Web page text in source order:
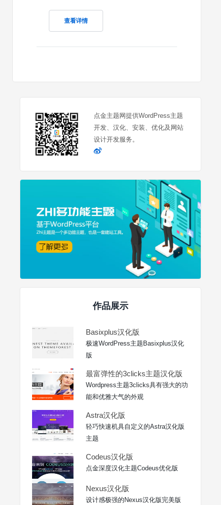
查看详情
点金主题网提供WordPress主题
开发、汉化、安装、优化及网站
设计开发服务。
作品展示
Basixplus汉化版
极速WordPress主题Basixplus汉化
版
最富弹性的3clicks主题汉化版
Wordpress主题3clicks具有强大的功
能和优雅大气的外观
Astra汉化版
轻巧快速机具自定义的Astra汉化版
主题
Codeus汉化版
点金深度汉化主题Codeus优化版
Nexus汉化版
设计感极强的Nexus汉化版完美版